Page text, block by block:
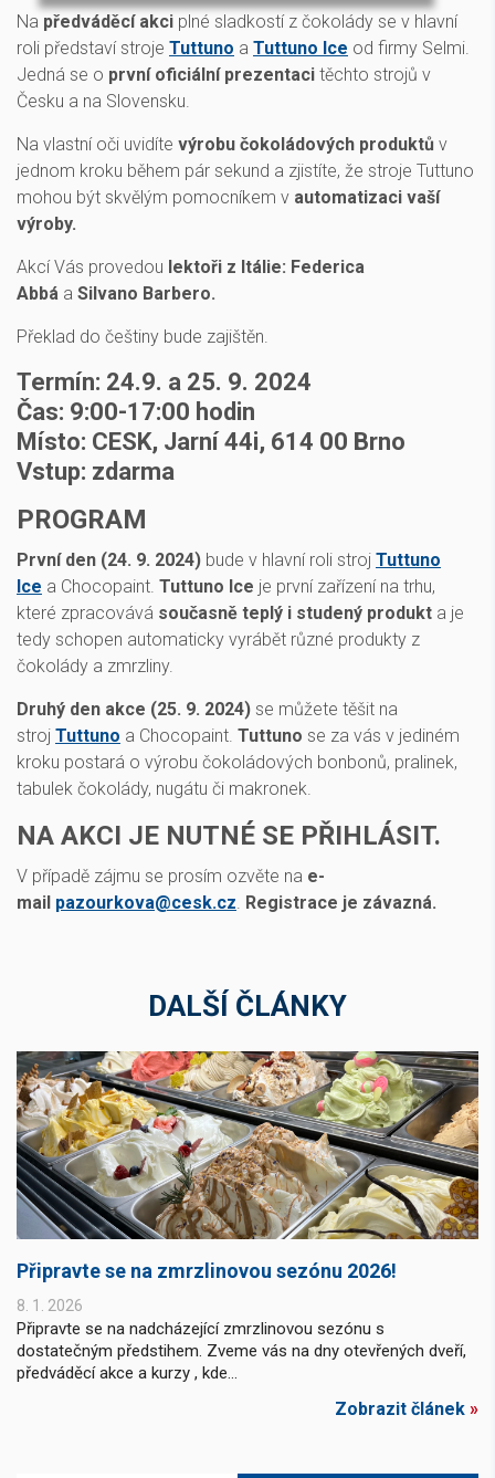
Na předváděcí akci plné sladkostí z čokolády se v hlavní
roli představí stroje Tuttuno a Tuttuno Ice od firmy Selmi.
Jedná se o první oficiální prezentaci těchto strojů v
Česku a na Slovensku.
Na vlastní oči uvidíte výrobu čokoládových produktů v
jednom kroku během pár sekund a zjistíte, že stroje Tuttuno
mohou být skvělým pomocníkem v automatizaci vaší
výroby.
Akcí Vás provedou lektoři z Itálie: Federica
Abbá a Silvano Barbero.
Překlad do češtiny bude zajištěn.
Termín: 24.9. a 25. 9. 2024
Čas: 9:00-17:00 hodin
Místo: CESK, Jarní 44i, 614 00 Brno
Vstup: zdarma
PROGRAM
První den (24. 9. 2024) bude v hlavní roli stroj Tuttuno
Ice a Chocopaint. Tuttuno Ice je první zařízení na trhu,
které zpracovává současně teplý i studený produkt a je
tedy schopen automaticky vyrábět různé produkty z
čokolády a zmrzliny.
Druhý den akce (25. 9. 2024) se můžete těšit na
stroj Tuttuno a Chocopaint. Tuttuno se za vás v jediném
kroku postará o výrobu čokoládových bonbonů, pralinek,
tabulek čokolády, nugátu či makronek.
NA AKCI JE NUTNÉ SE PŘIHLÁSIT.
V případě zájmu se prosím ozvěte na e-
mail pazourkova@cesk.cz. Registrace je závazná.
DALŠÍ ČLÁNKY
Připravte se na zmrzlinovou sezónu 2026!
8. 1. 2026
Připravte se na nadcházející zmrzlinovou sezónu s
dostatečným předstihem. Zveme vás na dny otevřených dveří,
předváděcí akce a kurzy , kde...
Zobrazit článek »